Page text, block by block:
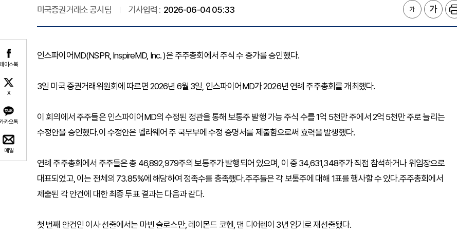
이스북
X
카오톡
메일
미국증권거래소 공시팀 기사입력 : 2026-06-04 05:33
인스파이어MD(NSPR, InspireMD, Inc. )은 주주총회에서 주식 수 증가를 승인했다.
3일 미국 증권거래위원회에 따르면 2026년 6월 3일, 인스파이어MD가 2026년 연례 주주총회를 개최했다.
이 회의에서 주주들은 인스파이어MD의 수정된 정관을 통해 보통주 발행 가능 주식 수를 1억 5천만 주에서 2억 5천만 주로 늘리는
수정안을 승인했다.이 수정안은 델라웨어 주 국무부에 수정 증명서를 제출함으로써 효력을 발생했다.
연례 주주총회에서 주주들은 총 46,892,979주의 보통주가 발행되어 있으며, 이 중 34,631,348주가 직접 참석하거나 위임장으로
대표되었고, 이는 전체의 73.85%에 해당하여 정족수를 충족했다.주주들은 각 보통주에 대해 1표를 행사할 수 있다.주주총회에서
제출된 각 안건에 대한 최종 투표 결과는 다음과 같다.
첫 번째 안건인 이사 선출에서는 마빈 슬로스만, 레이몬드 코헨, 댄 디어렌이 3년 임기로 재선출됐다.